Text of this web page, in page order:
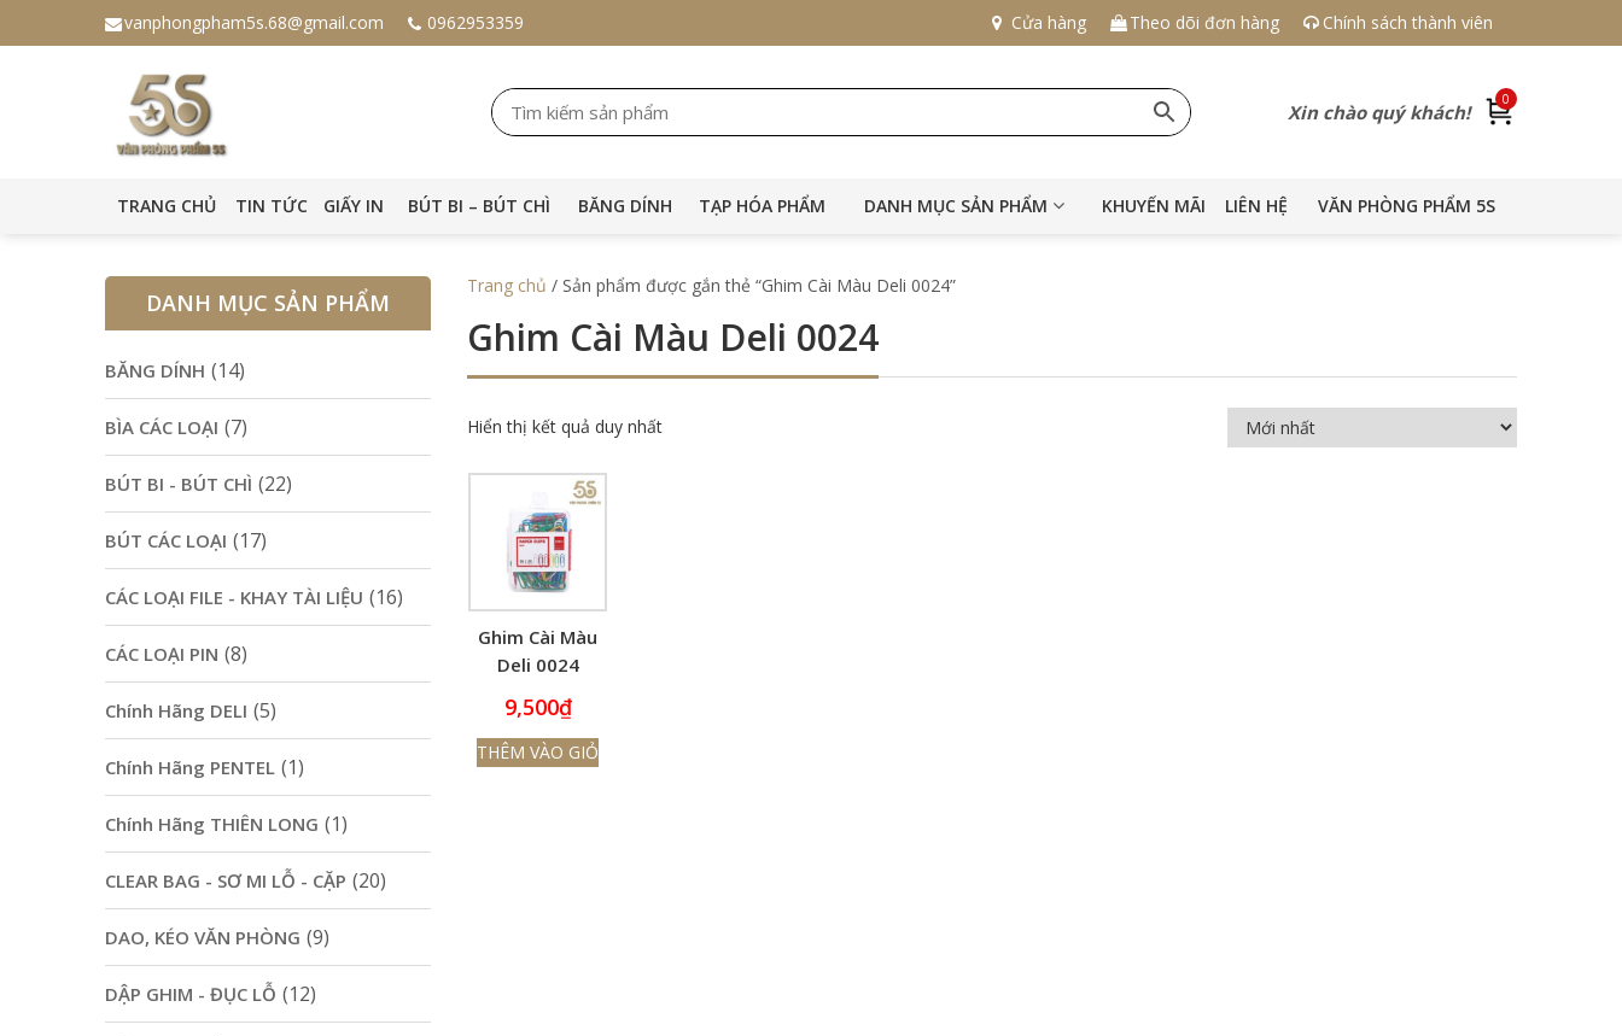
vanphongpham5s.68@gmail.com 0962953359 Cửa hàng Theo dõi đơn hàng Chính sách thành viên
Xin chào quý khách!
0
TRANG CHỦ TIN TỨC GIẤY IN BÚT BI – BÚT CHÌ BĂNG DÍNH TẠP HÓA PHẨM DANH MỤC SẢN PHẨM KHUYẾN MÃI LIÊN HỆ VĂN PHÒNG PHẨM 5S
Trang chủ / Sản phẩm được gắn thẻ “Ghim Cài Màu Deli 0024”
Ghim Cài Màu Deli 0024
Hiển thị kết quả duy nhất
Ghim Cài Màu
Deli 0024
9,500₫
THÊM VÀO GIỎ
DANH MỤC SẢN PHẨM
BĂNG DÍNH (14)
BÌA CÁC LOẠI (7)
BÚT BI - BÚT CHÌ (22)
BÚT CÁC LOẠI (17)
CÁC LOẠI FILE - KHAY TÀI LIỆU (16)
CÁC LOẠI PIN (8)
Chính Hãng DELI (5)
Chính Hãng PENTEL (1)
Chính Hãng THIÊN LONG (1)
CLEAR BAG - SƠ MI LỖ - CẶP (20)
DAO, KÉO VĂN PHÒNG (9)
DẬP GHIM - ĐỤC LỖ (12)